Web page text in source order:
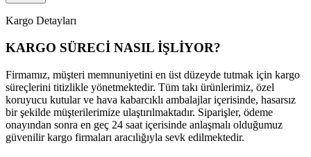
Kargo Detayları
KARGO SÜRECİ NASIL İŞLİYOR?
Firmamız, müşteri memnuniyetini en üst düzeyde tutmak için kargo
süreçlerini titizlikle yönetmektedir. Tüm takı ürünlerimiz, özel
koruyucu kutular ve hava kabarcıklı ambalajlar içerisinde, hasarsız
bir şekilde müşterilerimize ulaştırılmaktadır. Siparişler, ödeme
onayından sonra en geç 24 saat içerisinde anlaşmalı olduğumuz
güvenilir kargo firmaları aracılığıyla sevk edilmektedir.